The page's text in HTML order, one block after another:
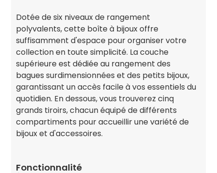
Dotée de six niveaux de rangement
polyvalents, cette boîte à bijoux offre
suffisamment d'espace pour organiser votre
collection en toute simplicité. La couche
supérieure est dédiée au rangement des
bagues surdimensionnées et des petits bijoux,
garantissant un accès facile à vos essentiels du
quotidien. En dessous, vous trouverez cinq
grands tiroirs, chacun équipé de différents
compartiments pour accueillir une variété de
bijoux et d'accessoires.
Fonctionnalité